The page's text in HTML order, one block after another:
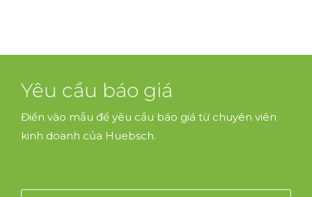
Yêu cầu báo giá
Điền vào mẫu để yêu cầu báo giá từ chuyên viên
kinh doanh của Huebsch.